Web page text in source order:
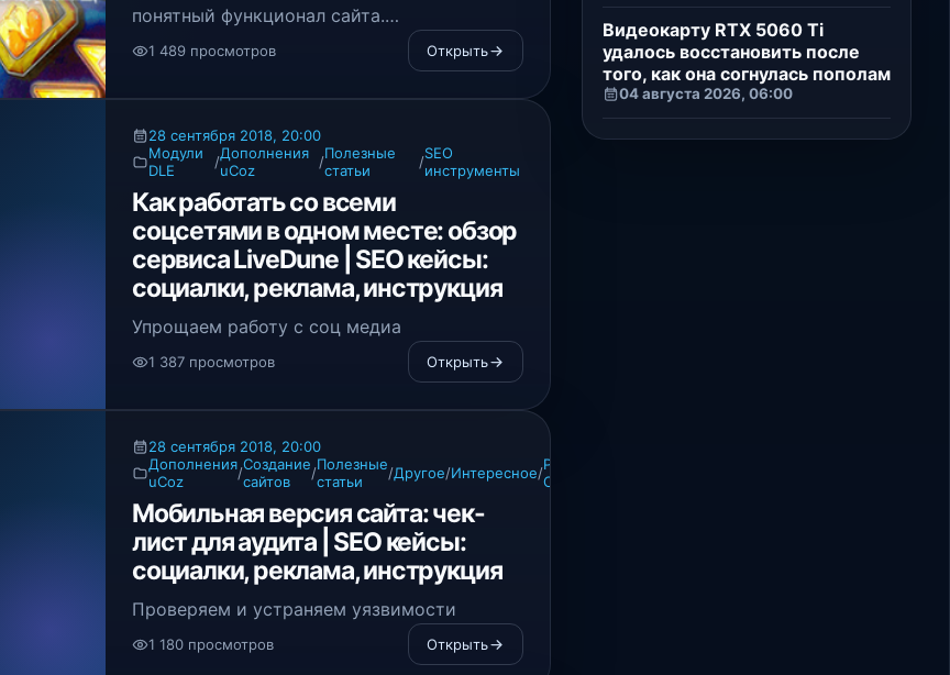
понятный функционал сайта.
1 489 просмотров Открыть
28 сентября 2018, 20:00
Модули
DLE
/Дополнения
uCoz
/Полезные
статьи
/SEO
инструменты
Как работать со всеми
соцсетями в одном месте: обзор
сервиса LiveDune | SEO кейсы:
социалки, реклама, инструкция
Упрощаем работу с соц медиа
1 387 просмотров Открыть
28 сентября 2018, 20:00
Дополнения
uCoz
/Создание
сайтов
/Полезные
статьи
/Другое/Интересное/Различные
CMS
Мобильная версия сайта: чек-
лист для аудита | SEO кейсы:
социалки, реклама, инструкция
Проверяем и устраняем уязвимости
1 180 просмотров Открыть
Видеокарту RTX 5060 Ti
удалось восстановить после
того, как она согнулась пополам
04 августа 2026, 06:00